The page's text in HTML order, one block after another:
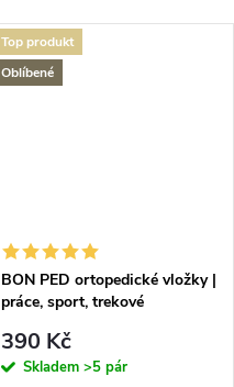
Top produkt
Oblíbené
BON PED ortopedické vložky |
práce, sport, trekové
390 Kč
Skladem >5 pár